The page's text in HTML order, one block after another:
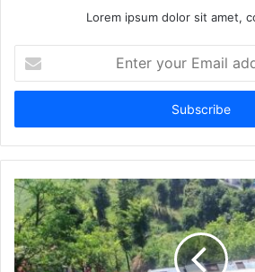
Lorem ipsum dolor sit amet,
your
Email